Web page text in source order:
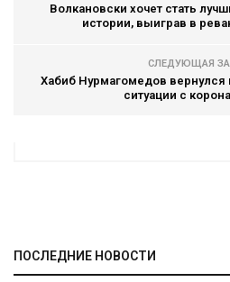
Волкановски хочет стать
истории, выиграв в
СЛЕДУЮЩАЯ
Хабиб Нурмагомедов
ситуации с
ПОСЛЕДНИЕ НОВОСТИ